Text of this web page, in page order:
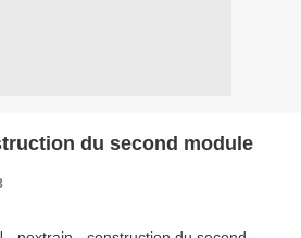
du second module